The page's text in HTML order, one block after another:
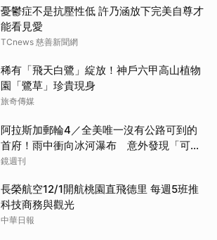
憂鬱症不是抗壓性低 許乃涵放下完美自尊才
能看見愛
TCnews 慈善新聞網
稀有「飛天白鷺」綻放！神戶六甲高山植物
園「鷺草」珍貴現身
旅奇傳媒
阿拉斯加郵輪4／全美唯一沒有公路可到的
首府！雨中衝向冰河瀑布 意外發現「可講
價」的質感紀念品
鏡週刊
長榮航空12/1開航桃園直飛德里 每週5班推
科技商務與觀光
中華日報